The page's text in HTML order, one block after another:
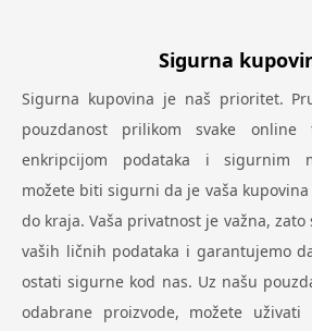
Sigurna
Sigurna kupovina je naš prioritet.
pouzdanost prilikom svake online
enkripcijom podataka i sigurnim
možete biti sigurni da je vaša
do kraja. Vaša privatnost je važna,
vaših ličnih podataka i garantujemo
ostati sigurne kod nas. Uz našu
odabrane proizvode, možete